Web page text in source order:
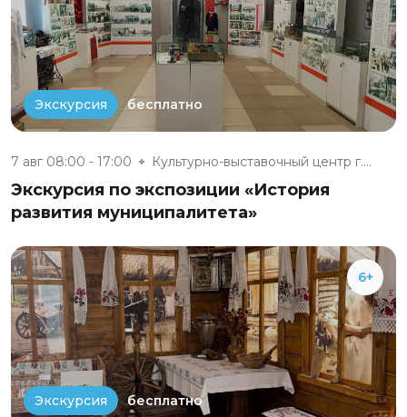
Экскурсия бесплатно
7 авг 08:00 - 17:00 Культурно-выставочный центр г....
Экскурсия по экспозиции «История
развития муниципалитета»
6+
Экскурсия бесплатно